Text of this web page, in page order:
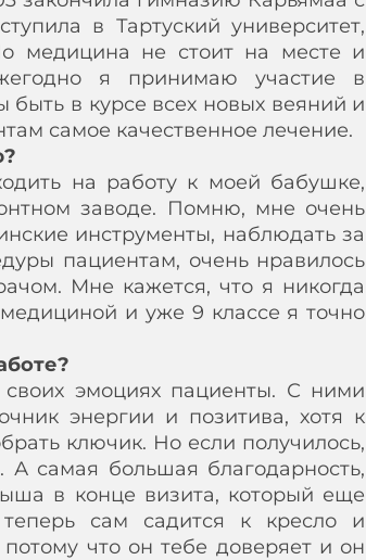
в Тартуский университет,
медицина не стоит на месте и
я принимаю участие в
быть в курсе всех новых веяний и
самое качественное лечение.
на работу к моей бабушке,
заводе. Помню, мне очень
инструменты, наблюдать за
пациентам, очень нравилось
Мне кажется, что я никогда
и уже 9 классе я точно
эмоциях пациенты. С ними
энергии и позитива, хотя к
ключик. Но если получилось,
самая большая благодарность,
в конце визита, который еще
сам садится к кресло и
что он тебе доверяет и он